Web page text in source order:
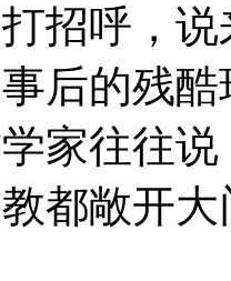
招呼，
后的残酷
往往说
敞开大